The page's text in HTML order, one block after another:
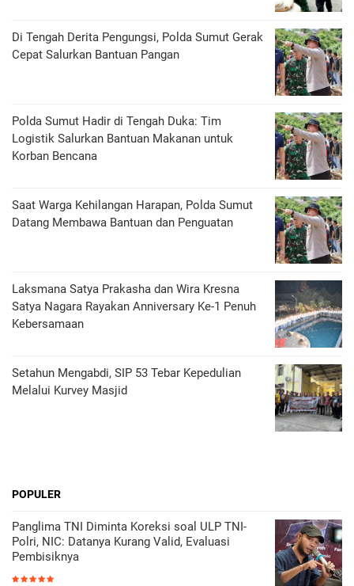
Di Tengah Derita Pengungsi, Polda Sumut Gerak
Cepat Salurkan Bantuan Pangan
Polda Sumut Hadir di Tengah Duka: Tim
Logistik Salurkan Bantuan Makanan untuk
Korban Bencana
Saat Warga Kehilangan Harapan, Polda Sumut
Datang Membawa Bantuan dan Penguatan
Laksmana Satya Prakasha dan Wira Kresna
Satya Nagara Rayakan Anniversary Ke-1 Penuh
Kebersamaan
Setahun Mengabdi, SIP 53 Tebar Kepedulian
Melalui Kurvey Masjid
POPULER
Panglima TNI Diminta Koreksi soal ULP TNI-
Polri, NIC: Datanya Kurang Valid, Evaluasi
Pembisiknya